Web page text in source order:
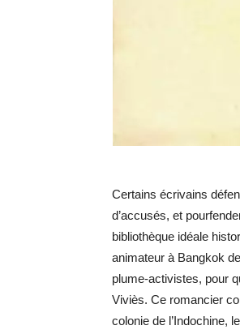
Certains écrivains
d’accusés, et
bibliothèque idéale
animateur à Bangkok
plume-activistes, pour
Viviès. Ce romancier
colonie de l’Indochine,